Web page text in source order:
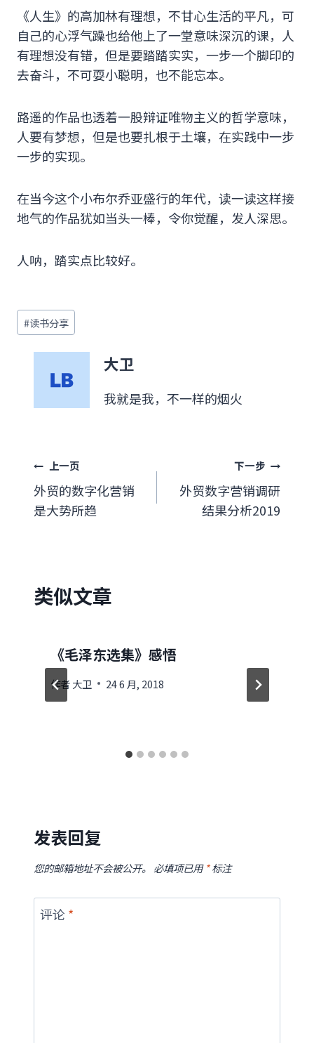
《人生》的高加林有理想，不甘心生活的平凡，可
自己的心浮气躁也给他上了一堂意味深沉的课，人
有理想没有错，但是要踏踏实实，一步一个脚印的
去奋斗，不可耍小聪明，也不能忘本。
路遥的作品也透着一股辩证唯物主义的哲学意味，
人要有梦想，但是也要扎根于土壤，在实践中一步
一步的实现。
在当今这个小布尔乔亚盛行的年代，读一读这样接
地气的作品犹如当头一棒，令你觉醒，发人深思。
人呐，踏实点比较好。
文
章
#读书分享
大卫
我就是我，不一样的烟火
文
章
上一页
外贸的数字化营销
是大势所趋
下一步
外贸数字营销调研
结果分析2019
类似文章
《毛泽东选集》感悟
作者大卫 24 6 月, 2018
发表回复
您的邮箱地址不会被公开。 必填项已用*标注
评论 *